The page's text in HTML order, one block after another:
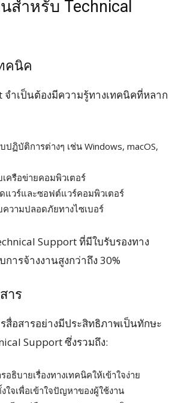
สำหรับ Technical
คนิค
จำเป็นต้องมีความรู้ทางเทคนิคที่หลาก
ปฏิบัติการต่างๆ เช่น Windows, macOS,
เครือข่ายคอมพิวเตอร์
แวร์และซอฟต์แวร์คอมพิวเตอร์
ความปลอดภัยทางไซเบอร์
Support ที่มีใบรับรองทาง
ารจ้างงานสูงกว่าถึง 30%
าร
สื่อสารอย่างมีประสิทธิภาพเป็นทักษะ
Support ซึ่งรวมถึง:
อธิบายเรื่องทางเทคนิคให้เข้าใจง่าย
ใจเพื่อเข้าใจปัญหาของผู้ใช้งาน